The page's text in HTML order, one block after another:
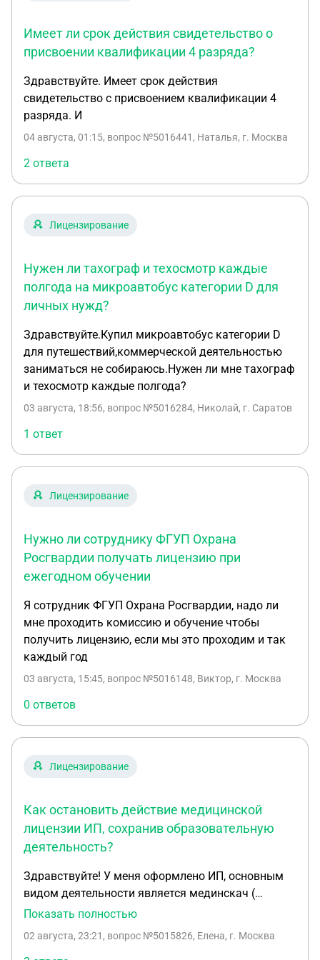
Имеет ли срок действия свидетельство о
присвоении квалификации 4 разряда?
Здравствуйте. Имеет срок действия
свидетельство с присвоением квалификации 4
разряда. И
04 августа, 01:15, вопрос №5016441, Наталья, г. Москва
2 ответа
Лицензирование
Нужен ли тахограф и техосмотр каждые
полгода на микроавтобус категории D для
личных нужд?
Здравствуйте.Купил микроавтобус категории D
для путешествий,коммерческой деятельностью
заниматься не собираюсь.Нужен ли мне тахограф
и техосмотр каждые полгода?
03 августа, 18:56, вопрос №5016284, Николай, г. Саратов
1 ответ
Лицензирование
Нужно ли сотруднику ФГУП Охрана
Росгвардии получать лицензию при
ежегодном обучении
Я сотрудник ФГУП Охрана Росгвардии, надо ли
мне проходить комиссию и обучение чтобы
получить лицензию, если мы это проходим и так
каждый год
03 августа, 15:45, вопрос №5016148, Виктор, г. Москва
0 ответов
Лицензирование
Как остановить действие медицинской
лицензии ИП, сохранив образовательную
деятельность?
Здравствуйте! У меня оформлено ИП, основным
видом деятельности является мединскач (
консультативных приём врача в кабинете),
Подскажите, пожалуйста, как можно остановить
Показать полностью
02 августа, 23:21 , вопрос №5015826, Елена, г. Москва